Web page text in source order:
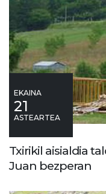
EKAINA
21
ASTEARTEA
Txirikil aisialdia
Juan bezperan